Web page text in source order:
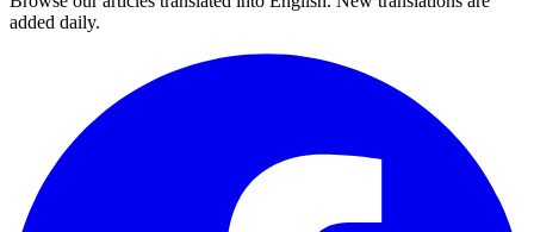
added daily.